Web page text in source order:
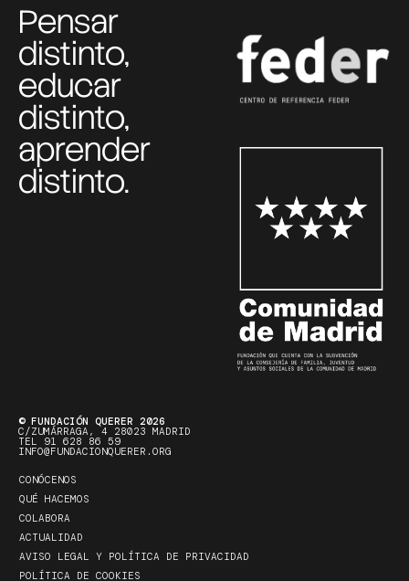
Pensar
distinto,
educar
distinto,
aprender
distinto.
© FUNDACIÓN QUERER 2026
C/ZUMÁRRAGA, 4 28023 MADRID
TEL 91 628 86 59
INFO@FUNDACIONQUERER.ORG
CONÓCENOS
QUÉ HACEMOS
COLABORA
ACTUALIDAD
AVISO LEGAL Y POLÍTICA DE PRIVACIDAD
POLÍTICA DE COOKIES